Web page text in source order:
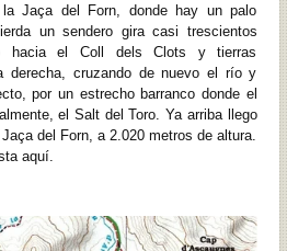
Jaça del Forn, donde hay un palo
un sendero gira casi trescientos
hacia el Coll dels Clots y tierras
derecha, cruzando de nuevo el río y
por un estrecho barranco donde el
el Salt del Toro. Ya arriba llego
del Forn, a 2.020 metros de altura.
aquí.